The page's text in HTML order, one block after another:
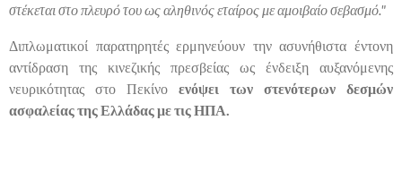
στέκεται στο πλευρό του ως αληθινός εταίρος με αμοιβαίο σεβασμό."
Διπλωματικοί παρατηρητές ερμηνεύουν την ασυνήθιστα έντονη
αντίδραση της κινεζικής πρεσβείας ως ένδειξη αυξανόμενης
νευρικότητας στο Πεκίνο ενόψει των στενότερων δεσμών
ασφαλείας της Ελλάδας με τις ΗΠΑ.